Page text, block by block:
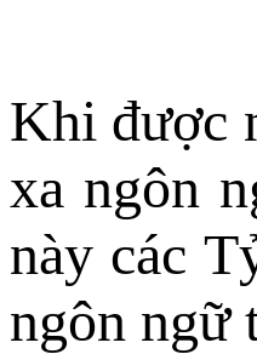
Khi được
xa ngôn
này các
ngôn ngữ